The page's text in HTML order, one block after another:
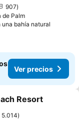
907
de Palm
una bahía natural
Ver precios
Resort
5.014